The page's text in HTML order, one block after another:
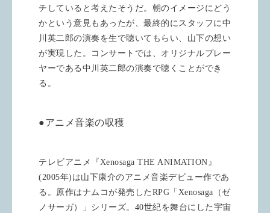
チしていると考えたそうだ。朝のイメージにどう
かという意見もあったが、最終的にスタッフに中
川英二郎の演奏を生で聴いてもらい、山下の想い
が実現した。コンサートでは、オリジナルプレー
ヤーである中川英二郎の演奏で聴くことができ
る。
●アニメ音楽の収穫
テレビアニメ『 Xenosaga THE ANIMATION 』
(2005年) は山下康介のアニメ音楽デビュー作であ
る。原作はナムコが発売した RPG 「 Xenosaga （ゼ
ノサーガ）」シリーズ。 40世紀を舞台にした宇宙